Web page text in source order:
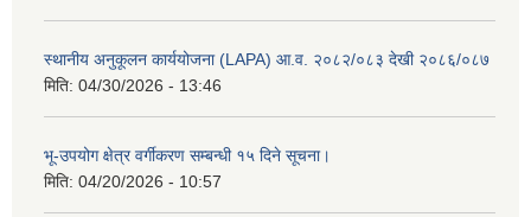
स्थानीय अनुकूलन कार्ययोजना (LAPA) आ.व. २०८२/०८३ देखी २०८६/०८७
मिति: 04/30/2026 - 13:46
भू-उपयोग क्षेत्र वर्गीकरण सम्बन्धी १५ दिने सूचना।
मिति: 04/20/2026 - 10:57